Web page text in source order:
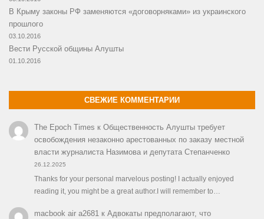
В Крыму законы РФ заменяются «договорняками» из украинского
прошлого
03.10.2016
Вести Русской общины Алушты
01.10.2016
СВЕЖИЕ КОММЕНТАРИИ
The Epoch Times к Общественность Алушты требует
освобождения незаконно арестованных по заказу местной
власти журналиста Назимова и депутата Степанченко
26.12.2025
Thanks for your personal marvelous posting! I actually enjoyed
reading it, you might be a great author.I will remember to…
macbook air a2681к Адвокаты предполагают, что